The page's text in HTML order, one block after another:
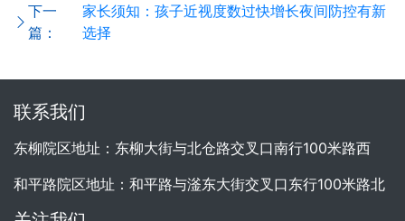
下一
篇：
家长须知：孩子近视度数过快增长夜间防控有新
选择
联系我们
东柳院区地址：东柳大街与北仓路交叉口南行100米路西
和平路院区地址：和平路与滏东大街交叉口东行100米路北